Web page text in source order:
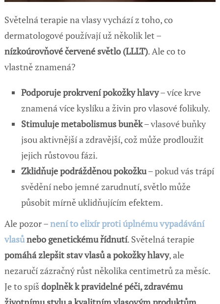
Světelná terapie na vlasy vychází z toho, co
dermatologové používají už několik let –
nízkoúrovňové červené světlo (LLLT). Ale co to
vlastně znamená?
Podporuje prokrvení pokožky hlavy– více krve
znamená více kyslíku a živin pro vlasové folikuly.
Stimuluje metabolismus buněk– vlasové buňky
jsou aktivnější a zdravější, což může prodloužit
jejich růstovou fázi.
Zklidňuje podrážděnou pokožku– pokud vás trápí
svědění nebo jemné zarudnutí, světlo může
působit mírně uklidňujícím efektem.
Ale pozor –není to elixír proti úplnému vypadávání
vlasůnebo genetickému řídnutí. Světelná terapie
pomáhá zlepšit stav vlasů a pokožky hlavy, ale
nezaručí zázračný růst několika centimetrů za měsíc.
Je to spíš doplněk k pravidelné péči, zdravému